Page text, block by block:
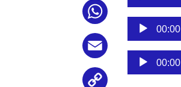
WhatsApp
Email
de
audio
Reproductor
de
audio
00:00
Reproductor
de
00:00